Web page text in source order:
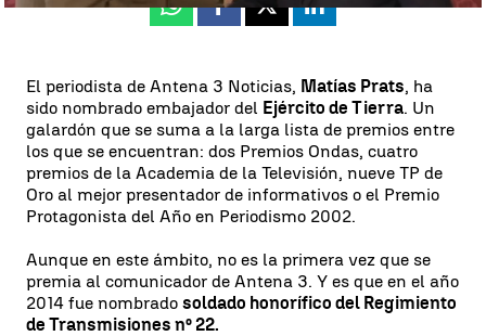
WhatsappFacebook
X Linkedin
El periodista de Antena 3 Noticias, Matías Prats, ha
sido nombrado embajador del Ejército de Tierra. Un
galardón que se suma a la larga lista de premios entre
los que se encuentran: dos Premios Ondas, cuatro
premios de la Academia de la Televisión, nueve TP de
Oro al mejor presentador de informativos o el Premio
Protagonista del Año en Periodismo 2002.
Aunque en este ámbito, no es la primera vez que se
premia al comunicador de Antena 3. Y es que en el año
2014 fue nombrado soldado honorífico del Regimiento
de Transmisiones nº 22.